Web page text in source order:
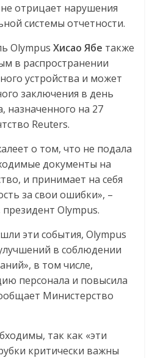
отрицает нарушения
системы отчетности.
OlympusХисао Ябе также
в распространении
устройства и может
заключения в день
назначенного на 27
Reuters.
о том, что не подала
документы на
и принимает на себя
за свои ошибки», –
президент Olympus.
эти события, Olympus
в соблюдении
в том числе,
персонала и повысила
Министерство
так как «эти
критически важны